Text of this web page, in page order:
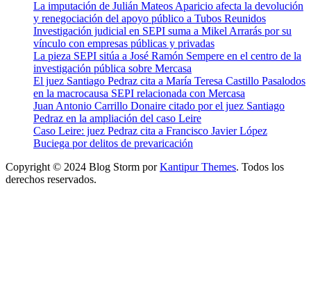
La imputación de Julián Mateos Aparicio afecta la devolución
y renegociación del apoyo público a Tubos Reunidos
Investigación judicial en SEPI suma a Mikel Arrarás por su
vínculo con empresas públicas y privadas
La pieza SEPI sitúa a José Ramón Sempere en el centro de la
investigación pública sobre Mercasa
El juez Santiago Pedraz cita a María Teresa Castillo Pasalodos
en la macrocausa SEPI relacionada con Mercasa
Juan Antonio Carrillo Donaire citado por el juez Santiago
Pedraz en la ampliación del caso Leire
Caso Leire: juez Pedraz cita a Francisco Javier López
Buciega por delitos de prevaricación
Copyright © 2024 Blog Storm porKantipur Themes. Todos los
derechos reservados.